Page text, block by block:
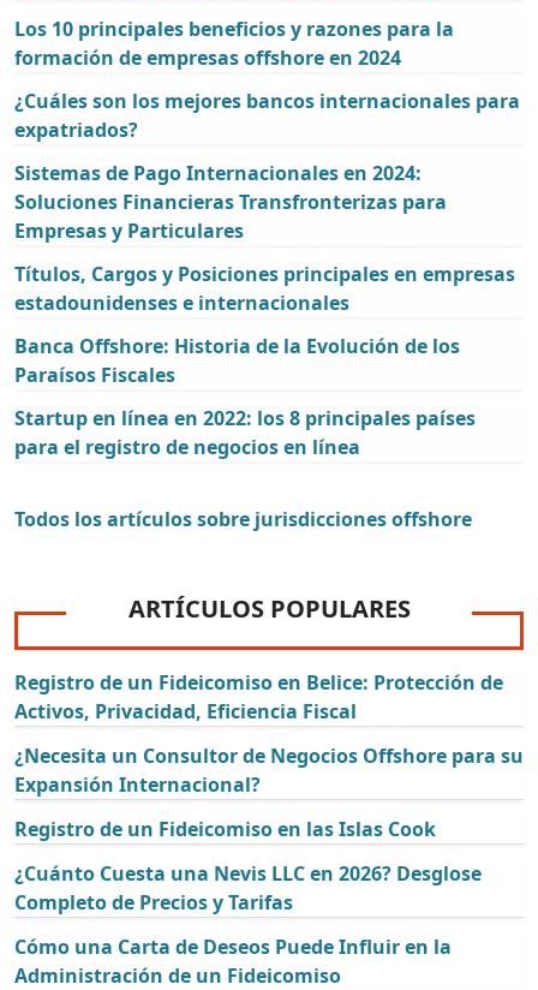
Los 10 principales beneficios y razones para la
formación de empresas offshore en 2024
¿Cuáles son los mejores bancos internacionales para
expatriados?
Sistemas de Pago Internacionales en 2024:
Soluciones Financieras Transfronterizas para
Empresas y Particulares
Títulos, Cargos y Posiciones principales en empresas
estadounidenses e internacionales
Banca Offshore: Historia de la Evolución de los
Paraísos Fiscales
Startup en línea en 2022: los 8 principales países
para el registro de negocios en línea
Todos los artículos sobre jurisdicciones offshore
ARTÍCULOS POPULARES
Registro de un Fideicomiso en Belice: Protección de
Activos, Privacidad, Eficiencia Fiscal
¿Necesita un Consultor de Negocios Offshore para su
Expansión Internacional?
Registro de un Fideicomiso en las Islas Cook
¿Cuánto Cuesta una Nevis LLC en 2026? Desglose
Completo de Precios y Tarifas
Cómo una Carta de Deseos Puede Influir en la
Administración de un Fideicomiso